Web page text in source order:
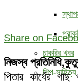
চাকরির খবর
শিল্প-সাহিত্য
Share on
নিজস্ব
পিতার কাধেঁর